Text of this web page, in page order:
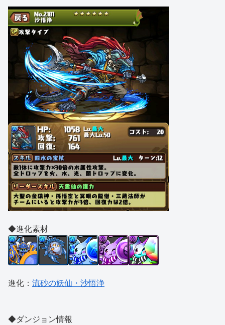
◆進化素材
進化： 流砂の妖仙・沙悟浄
◆ダンジョン情報